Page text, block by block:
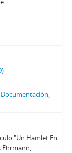
En Inglaterra
Viceral
En El “Evangelio”
"Un Hamlet En
Ehrmann,